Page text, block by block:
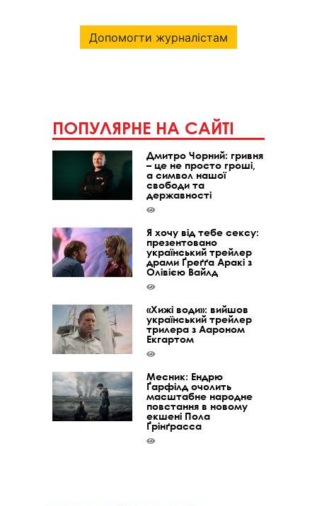
Допомогти журналістам
ПОПУЛЯРНЕ НА САЙТІ
Дмитро Чорний: гривня
– це не просто гроші,
а символ нашої
свободи та
державності
Я хочу від тебе сексу:
презентовано
український трейлер
драми Ґреґґа Аракі з
Олівією Вайлд
«Хижі води»: вийшов
український трейлер
трилера з Аароном
Екгартом
Месник: Ендрю
Ґарфілд очолить
масштабне народне
повстання в новому
екшені Пола
Ґрінґрасса